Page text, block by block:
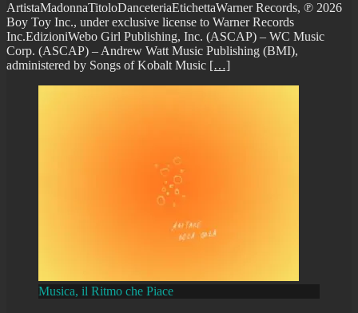
ArtistaMadonnaTitoloDanceteriaEtichettaWarner Records, ℗ 2026
Boy Toy Inc., under exclusive license to Warner Records
Inc.EdizioniWebo Girl Publishing, Inc. (ASCAP) – WC Music
Corp. (ASCAP) – Andrew Watt Music Publishing (BMI),
administered by Songs of Kobalt Music […]
Musica, il Ritmo che Piace